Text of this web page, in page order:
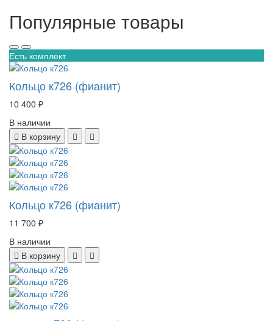
Популярные товары
Есть комплект
Кольцо к726 (фианит)
10 400 ₽
В наличии
В корзину
Кольцо к726 (фианит)
11 700 ₽
В наличии
В корзину